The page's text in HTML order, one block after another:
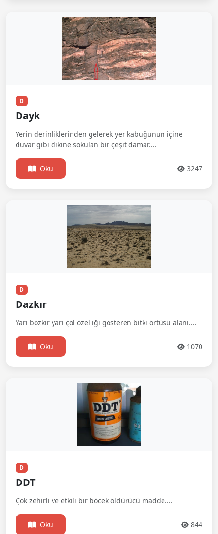
D
Dayk
Yerin derinliklerinden gelerek yer kabuğunun içine
duvar gibi dikine sokulan bir çeşit damar....
Oku 3247
D
Dazkır
Yarı bozkır yarı çöl özelliği gösteren bitki örtüsü alanı....
Oku 1070
D
DDT
Çok zehirli ve etkili bir böcek öldürücü madde....
Oku 844